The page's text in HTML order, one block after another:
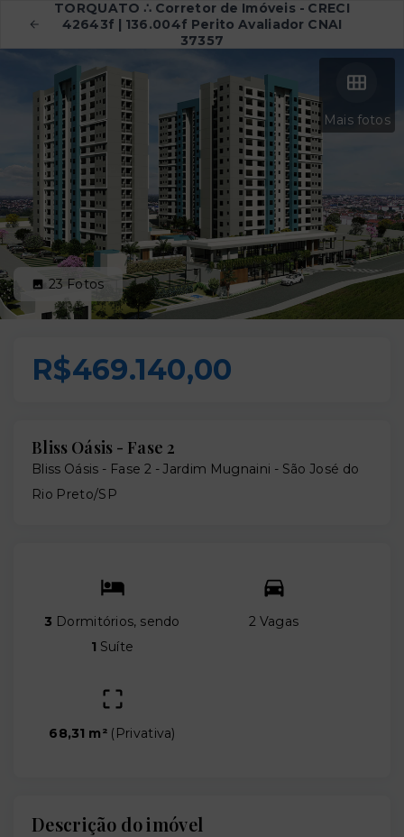
TORQUATO ∴ Corretor de Imóveis - CRECI
42643f | 136.004f Perito Avaliador CNAI
37357
Mais fotos
23 Fotos
R$469.140,00
Bliss Oásis - Fase 2
Bliss Oásis - Fase 2 -Jardim Mugnaini - São José do
Rio Preto/SP
3 Dormitórios, sendo
1 Suíte
2 Vagas
68,31 m² ( Privativa)
Descrição do imóvel